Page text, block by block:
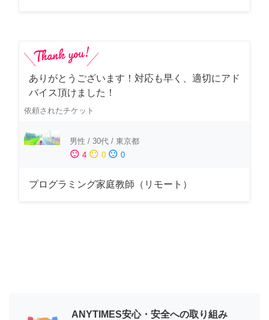
ありがとうございます！対応も早く、適切にアド
バイス頂けました！
依頼されたチケット
男性 / 30代 / 東京都
sentiment_satisfied 4 sentiment_neutral 0 sentiment_dissatisfied 0
プログラミング家庭教師（リモート）
ANYTIMES安心・安全への取り組み